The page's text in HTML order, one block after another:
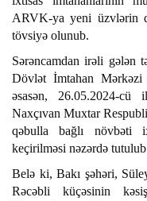
ARVK-ya yeni üzvlərin
tövsiyə olunub.
Sərəncamdan irəli gələn
Dövlət İmtahan Mərkəzi
əsasən, 26.05.2024-
Naxçıvan Muxtar
qəbulla bağlı növbəti
keçirilməsi nəzərdə
Belə ki, Bakı şəhəri,
Rəcəbli küçəsinin